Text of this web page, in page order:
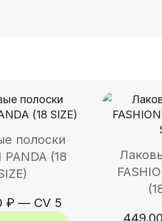
полоски
PANDA (18
₽ — CV 5
449,00